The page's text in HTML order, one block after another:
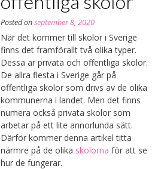
Posted onseptember 8, 2020
När det kommer till skolor i Sverige
finns det framförallt två olika typer.
Dessa är privata och offentliga skolor.
De allra flesta i Sverige går på
offentliga skolor som drivs av de olika
kommunerna i landet. Men det finns
numera också privata skolor som
arbetar på ett lite annorlunda sätt.
Därför kommer denna artikel titta
närmre på de olika skolorna för att se
hur de fungerar.